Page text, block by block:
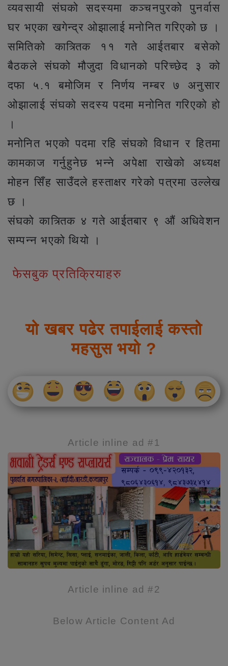
व्यवसायी संघको सदस्यमा कञ्चनपुरको पुनर्वास
घर भएका खगेन्द्र ओझालाई मनोनित गरिएको छ ।
समितिको कात्र्तिक ११ गते आईतबार बसेको
बैठकले संघको मौजुदा विधानको परिच्छेद ३ को
दफा ५.१ बमोजिम र निर्णय नम्बर ७ अनुसार
ओझालाई संघको सदस्य पदमा मनोनित गरिएको हो
।
मनोनित भएको पदमा रहि संघको विधान र हितमा
कामकाज गर्नुहुनेछ भन्ने अपेक्षा राखेको अध्यक्ष
मोहन सिँह साउँदले हस्ताक्षर गरेको पत्रमा उल्लेख
छ ।
संघको कात्र्तिक ४ गते आईतबार ९ औं अधिवेशन
सम्पन्न भएको थियो ।
फेसबुक प्रतिक्रियाहरु
यो खबर पढेर तपाईलाई कस्तो
महसुस भयो ?
Article inline ad #1
Article inline ad #2
Below Article Content Ad